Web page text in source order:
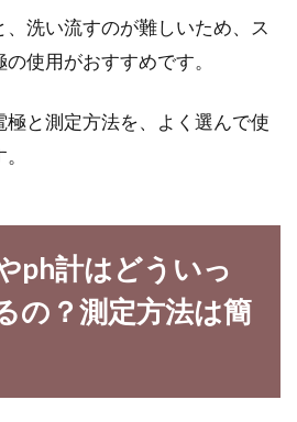
洗い流すのが難しいため、ス
使用がおすすめです。
と測定方法を、よく選んで使
ph計はどういっ
の？測定方法は簡